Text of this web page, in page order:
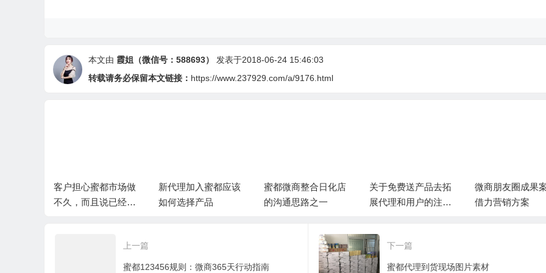
本文由 霞姐（微信号：588693）
发表于2018-06-24 15:46:03
转载请务必保留本文链接： https://www.237929.com/a/9176.html
客户担心蜜都市场做
不久，而且说已经投
新代理加入蜜都应该
如何选择产品
蜜都微商整合日化店
的沟通思路之一
关于免费送产品去拓
展代理和用户的注意
微商朋友圈成果
借力营销方案
上一篇
蜜都123456规则：微商365天行动指南
下一篇
蜜都代理到货现场图片素材